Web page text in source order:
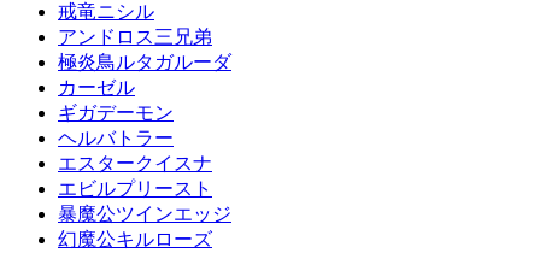
戒竜ニシル
アンドロス三兄弟
極炎鳥ルタガルーダ
カーゼル
ギガデーモン
ヘルバトラー
エスタークイスナ
エビルプリースト
暴魔公ツインエッジ
幻魔公キルローズ